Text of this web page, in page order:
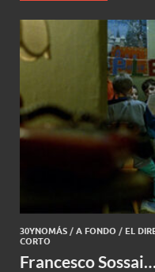
30YNOMÁS / A FONDO / EL
CORTO
Francesco